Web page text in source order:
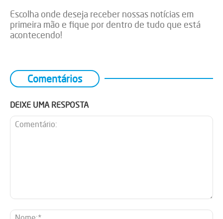
Escolha onde deseja receber nossas notícias em
primeira mão e fique por dentro de tudo que está
acontecendo!
Comentários
DEIXE UMA RESPOSTA